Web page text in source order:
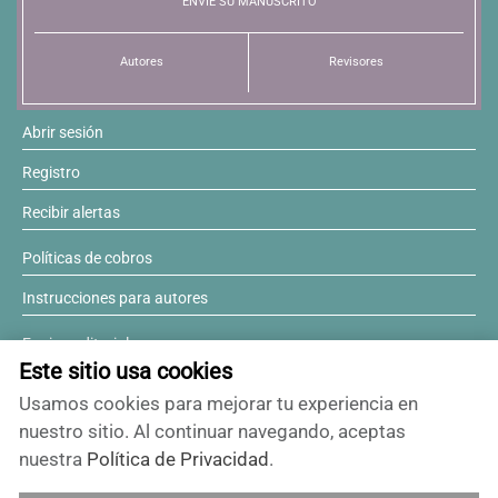
Noticias
Este sitio usa cookies
Usamos cookies para mejorar tu experiencia en
nuestro sitio. Al continuar navegando, aceptas
nuestra Política de Privacidad.
Autores Revisores
Abrir sesión
Registro
Recibir alertas
Políticas de cobros
Instrucciones para autores
Equipo editorial
Comité editorial
¿Desea ser revisor?
Contactos y soporte